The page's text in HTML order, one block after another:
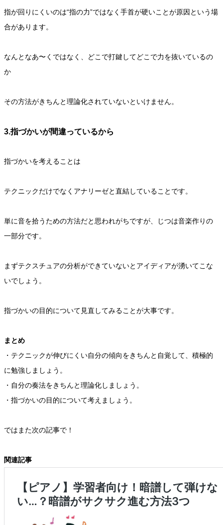
指が回りにくいのは“指の力”ではなく手首が硬いことが原因という場
合があります。
なんとなあ〜くではなく、どこで打鍵してどこで力を抜いているの
か
その方法がきちんと理論化されていないといけません。
3.指づかいが間違っているから
指づかいを考えることは
テクニックだけでなくアナリーゼと直結していることです。
単に音を拾うための方法だと思われがちですが、じつは音楽作りの
一部分です。
まずテクスチュアの分析ができていないとアイディアが湧いてこな
いでしょう。
指づかいの目的について見直してみることが大事です。
まとめ
・テクニックが伸びにくい自分の傾向をきちんと自覚して、積極的
に勉強しましょう。
・自分の奏法をきちんと理論化しましょう。
・指づかいの目的について考えましょう。
ではまた次の記事で！
関連記事